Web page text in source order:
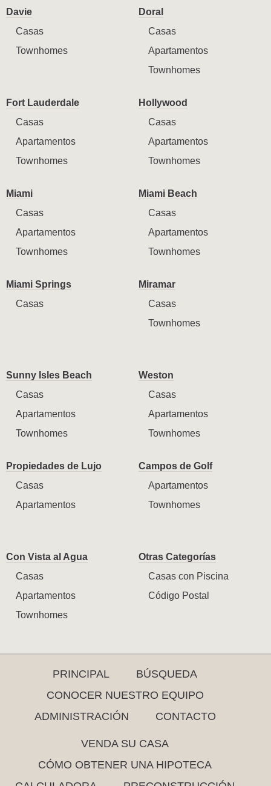
Davie
Casas
Townhomes
Doral
Casas
Apartamentos
Townhomes
Fort Lauderdale
Casas
Apartamentos
Townhomes
Hollywood
Casas
Apartamentos
Townhomes
Miami
Casas
Apartamentos
Townhomes
Miami Beach
Casas
Apartamentos
Townhomes
Miami Springs
Casas
Miramar
Casas
Townhomes
Sunny Isles Beach
Casas
Apartamentos
Townhomes
Weston
Casas
Apartamentos
Townhomes
Propiedades de Lujo
Casas
Apartamentos
Campos de Golf
Apartamentos
Townhomes
Con Vista al Agua
Casas
Apartamentos
Townhomes
Otras Categorías
Casas con Piscina
Código Postal
PRINCIPAL
BÚSQUEDA
CONOCER NUESTRO EQUIPO
ADMINISTRACIÓN
CONTACTO
VENDA SU CASA
CÓMO OBTENER UNA HIPOTECA